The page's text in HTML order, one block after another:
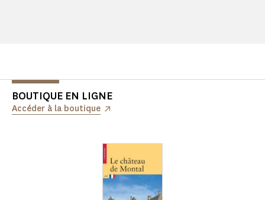
BOUTIQUE EN LIGNE
Accéder à la boutique